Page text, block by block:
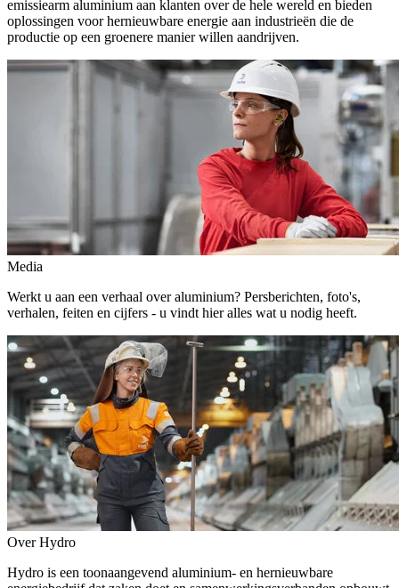
emissiearm aluminium aan klanten over de hele wereld en bieden
oplossingen voor hernieuwbare energie aan industrieën die de
productie op een groenere manier willen aandrijven.
Media
Werkt u aan een verhaal over aluminium? Persberichten, foto's,
verhalen, feiten en cijfers - u vindt hier alles wat u nodig heeft.
Over Hydro
Hydro is een toonaangevend aluminium- en hernieuwbare